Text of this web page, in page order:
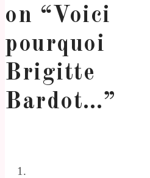
on “ Voici
pourquoi
Brigitte
Bardot…”